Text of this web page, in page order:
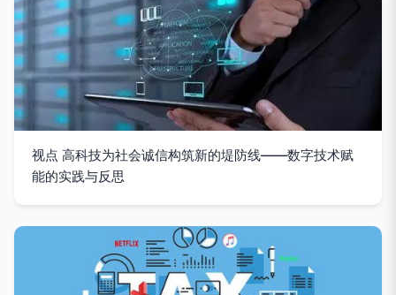
视点 高科技为社会诚信构筑新的堤防线——数字技术赋
能的实践与反思